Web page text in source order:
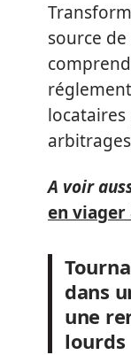
source
A voir
en viager
dans
une
lourds